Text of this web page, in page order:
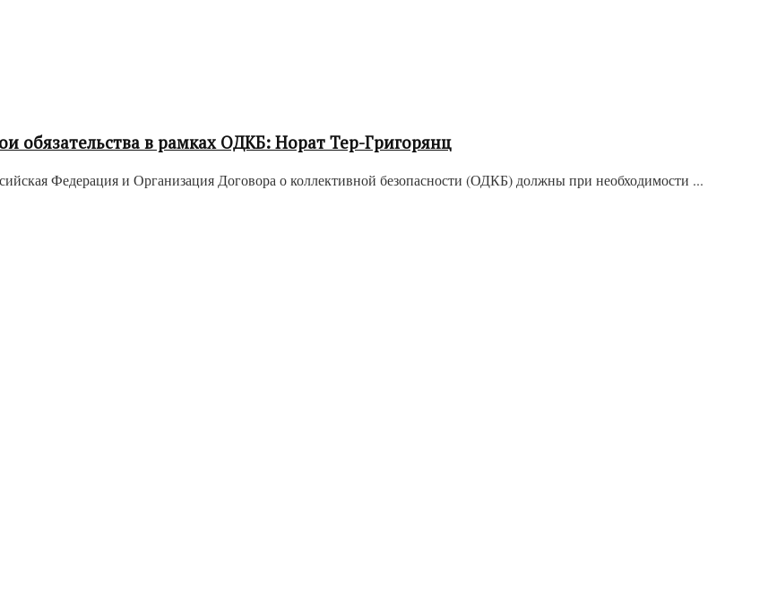
в рамках ОДКБ: Норат Тер-Григорянц
Федерация и Организация Договора о коллективной безопасности (ОДКБ) должны при необходимости ...